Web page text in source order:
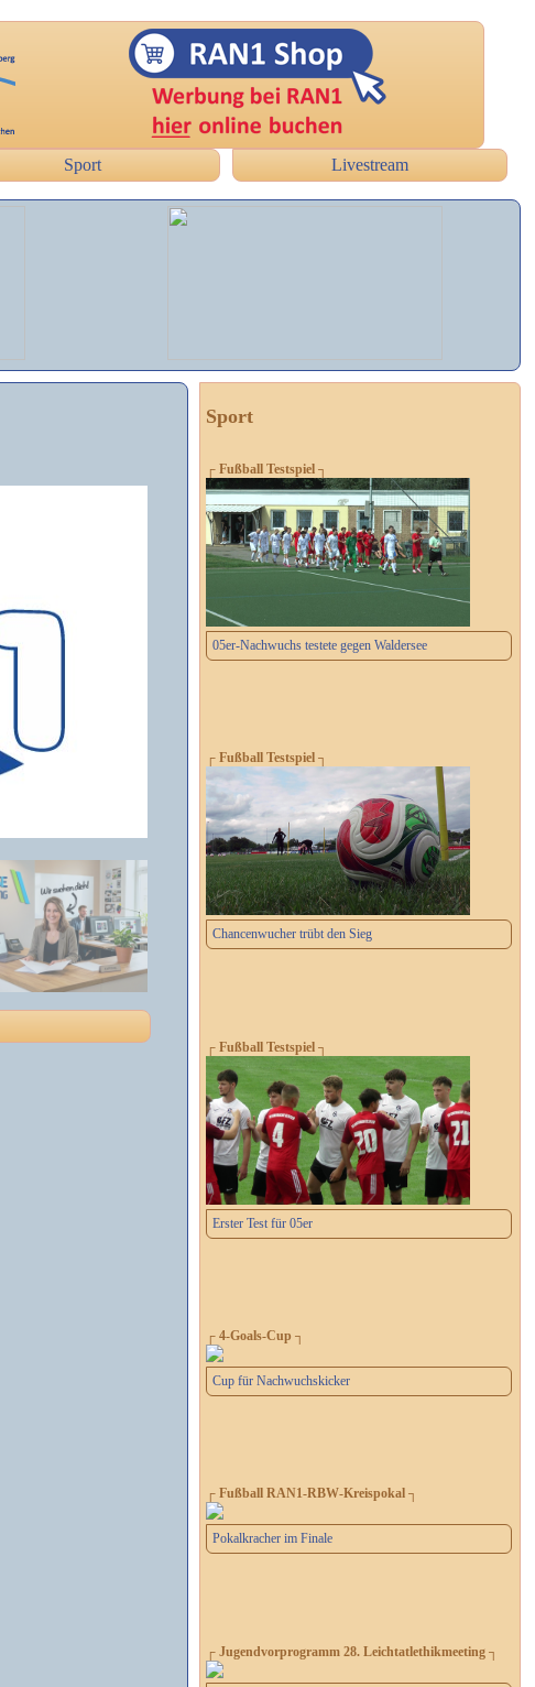
Sport Livestream
Sport
┌ Fußball Testspiel ┐
05er-Nachwuchs testete gegen Waldersee
┌ Fußball Testspiel ┐
Chancenwucher trübt den Sieg
┌ Fußball Testspiel ┐
Erster Test für 05er
┌ 4-Goals-Cup ┐
Cup für Nachwuchskicker
┌ Fußball RAN1-RBW-Kreispokal ┐
Pokalkracher im Finale
┌ Jugendvorprogramm 28. Leichtatlethikmeeting ┐